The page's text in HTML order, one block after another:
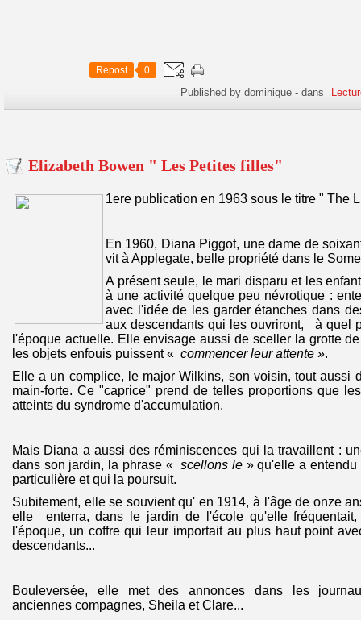
Repost 0
Published by dominique -dans
Elizabeth Bowen " Les Petites filles"
1ere publication en 1963 sous le titre " The
En 1960, Diana Piggot, une dame de
vit à Applegate, belle propriété dans le
A présent seule, le mari disparu et les
à une activité quelque peu névrotique :
avec l'idée de les garder étanches dans
aux descendants qui les ouvriront, à quel
l'époque actuelle. Elle envisage aussi de sceller la grotte
les objets enfouis puissent « commencer leur attente ».
Elle a un complice, le major Wilkins, son voisin, tout
main-forte. Ce "caprice" prend de telles proportions que
atteints du syndrome d'accumulation.
Mais Diana a aussi des réminiscences qui la travaillent :
dans son jardin, la phrase «scellons le» qu'elle a entendu
particulière et qui la poursuit.
Subitement, elle se souvient qu' en 1914, à l'âge de onze
elle enterra, dans le jardin de l'école qu'elle
l'époque, un coffre qui leur importait au plus haut point
descendants...
Bouleversée, elle met des annonces dans les
anciennes compagnes, Sheila et Clare...